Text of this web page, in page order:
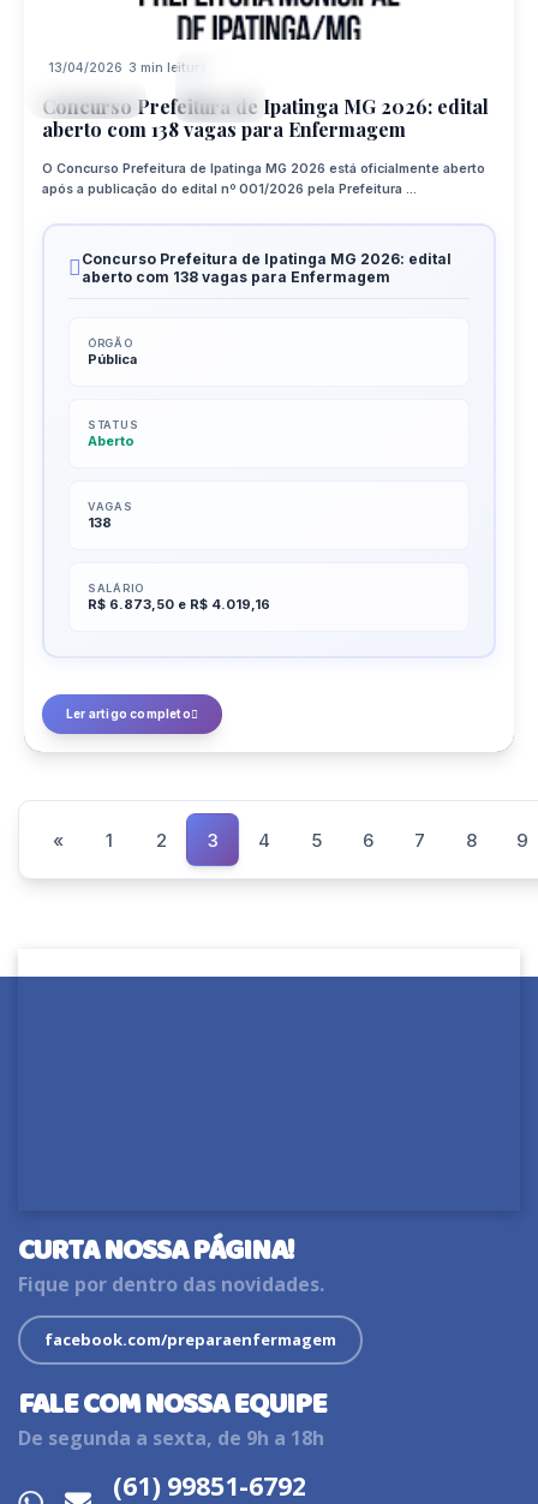
13/04/2026 3 min leitura
Concurso Prefeitura de Ipatinga MG 2026: edital
aberto com 138 vagas para Enfermagem
O Concurso Prefeitura de Ipatinga MG 2026 está oficialmente aberto
após a publicação do edital nº 001/2026 pela Prefeitura ...
Concurso Prefeitura de Ipatinga MG 2026: edital
aberto com 138 vagas para Enfermagem
ÓRGÃO
Pública
STATUS
Aberto
VAGAS
138
SALÁRIO
R$ 6.873,50 e R$ 4.019,16
Ler artigo completo
« 1 2 3 4 5 6 7 8 9
CURTA NOSSA PÁGINA!
Fique por dentro das novidades.
facebook.com/preparaenfermagem
FALE COM NOSSA EQUIPE
De segunda a sexta, de 9h a 18h
(61) 99851-6792